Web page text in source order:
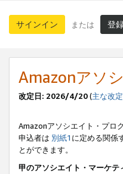
サインイン または 登
Amazonアソ
改定日: 2026/4/20(主な改
Amazonアソシエイト・プロ
申込者は 別紙1 に定める関係
とができます。
甲のアソシエイト・マーケ